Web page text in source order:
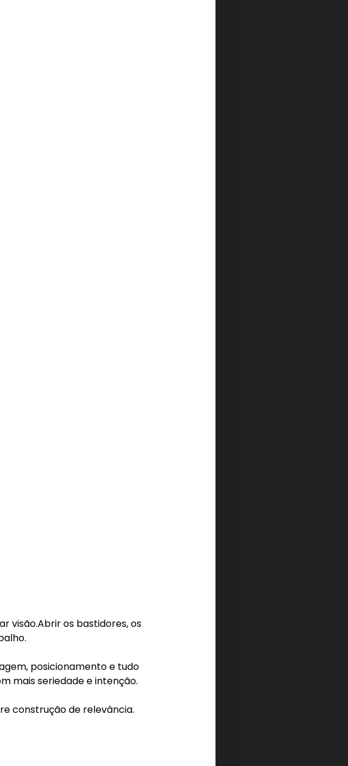
visão.Abrir os bastidores, os
posicionamento e tudo
mais seriedade e intenção.
construção de relevância.